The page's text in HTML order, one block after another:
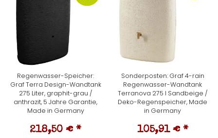
Regenwasser-Speicher:
Graf Terra Design-Wandtank
275 Liter, graphit-grau /
anthrazit, 5 Jahre Garantie,
Made in Germany
218,50 € *
Sonderposten: Graf 4-rain
Regenwasser-Wandtank
Terranova 275 l Sandbeige /
Deko-Regenspeicher, Made
in Germany
105,91 € *